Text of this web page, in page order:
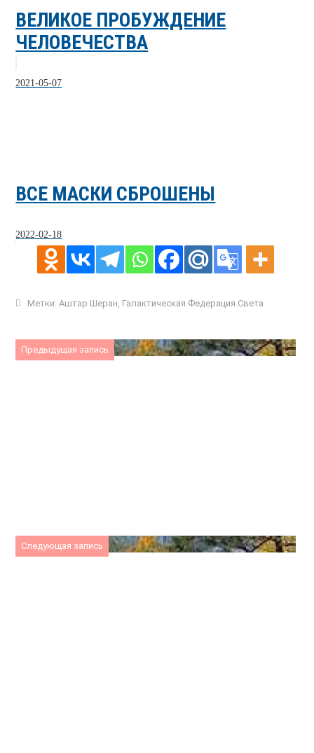
ВЕЛИКОЕ ПРОБУЖДЕНИЕ
ЧЕЛОВЕЧЕСТВА
2021-05-07
ВСЕ МАСКИ СБРОШЕНЫ
2022-02-18
Метки:Аштар Шеран Галактическая Федерация Света
Предыдущая запись
Следующая запись